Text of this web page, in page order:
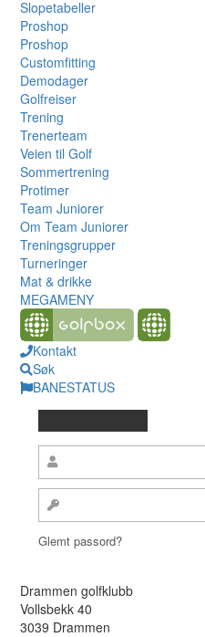
Slopetabeller
Proshop
Proshop
Customfitting
Demodager
Golfreiser
Trening
Trenerteam
Veien til Golf
Sommertrening
Protimer
Team Juniorer
Om Team Juniorer
Treningsgrupper
Turneringer
Mat & drikke
MEGAMENY
Kontakt
Søk
BANESTATUS
Glemt passord?
Drammen golfklubb
Vollsbekk 40
3039 Drammen